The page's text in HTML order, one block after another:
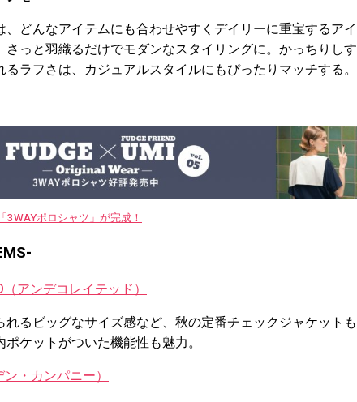
どんなアイテムにも合わせやすくデイリーに重宝するアイ
っと羽織るだけでモダンなスタイリングに。かっちりしす
ラフさは、カジュアルスタイルにもぴったりマッチする。
3WAYポロシャツ」が完成！
（アンデコレイテッド）
るビッグなサイズ感など、秋の定番チェックジャケットも
ケットがついた機能性も魅力。
・カンパニー）